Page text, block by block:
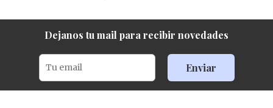
Dejanos tu mail para recibir novedades
Enviar